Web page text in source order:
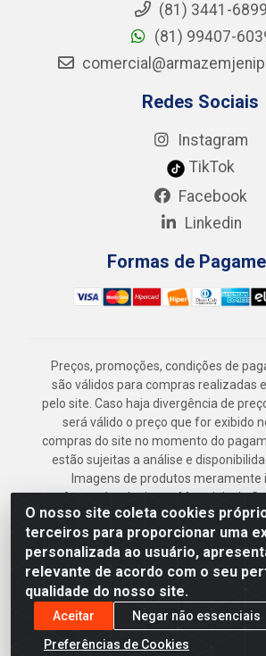
O nosso site coleta cookies
terceiros para proporcionar uma
personalizada ao usuário,
relevante de acordo com o seu
qualidade do nosso site.
Aceitar
Negar não essenciais
Preferências de Cookies
(81) 3441-6899
(81) 99407-
Redes Sociais
Instagram
TikTok
Facebook
Linkedin
Formas de
Preços, promoções, condições de
são válidos para compras realizadas
pelo site. Caso haja divergência de
será válido o preço que for exibido
compras do site no momento do
estão sujeitas a análise e
Imagens de produtos meramente
Armazém Jenipapo Materiais de
Geral LTDA - Rua das Flores, 2691 -
Recife/PE - CEP 52.291-630
41.097.379/0001-